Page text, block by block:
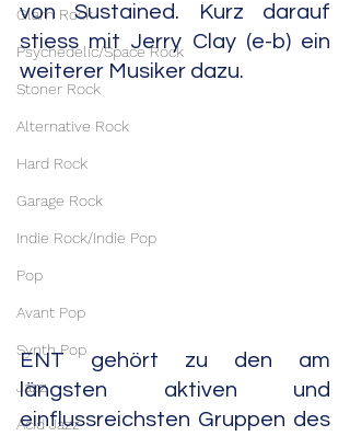
Glam Rock
Psychedelic/Space Rock
Stoner Rock
Alternative Rock
Hard Rock
Garage Rock
Indie Rock/Indie Pop
Pop
Avant Pop
Synth Pop
Jazz
Acid Jazz
von Sustained. Kurz darauf
stiess mit Jerry Clay (e-b) ein
weiterer Musiker dazu.
ENT gehört zu den am
längsten aktiven und
einflussreichsten Gruppen des